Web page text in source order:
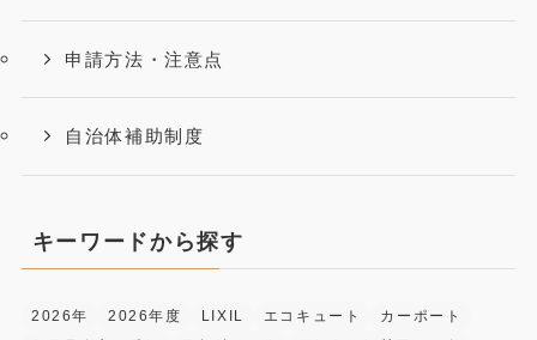
申請方法・注意点
自治体補助制度
キーワードから探す
2026年 2026年度 LIXIL エコキュート
カーポート